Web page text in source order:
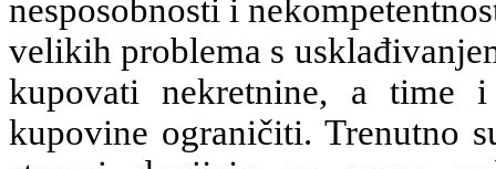
nesposobnosti i
velikih problema s
kupovati nekretnine, a time
kupovine ograničiti. Trenutno